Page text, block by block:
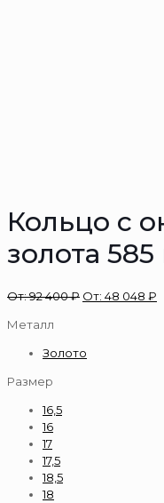
Кольцо с
золота
От:92 400₽ От: 48 048 ₽
Металл
Золото
Размер
16,5
16
17
17,5
18,5
18